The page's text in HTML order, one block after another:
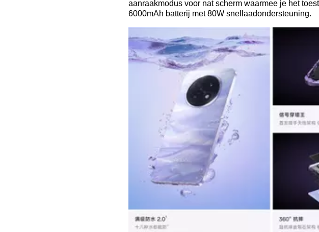
aanraakmodus voor nat scherm waarmee je het
6000mAh batterij met 80W snellaadondersteuning.